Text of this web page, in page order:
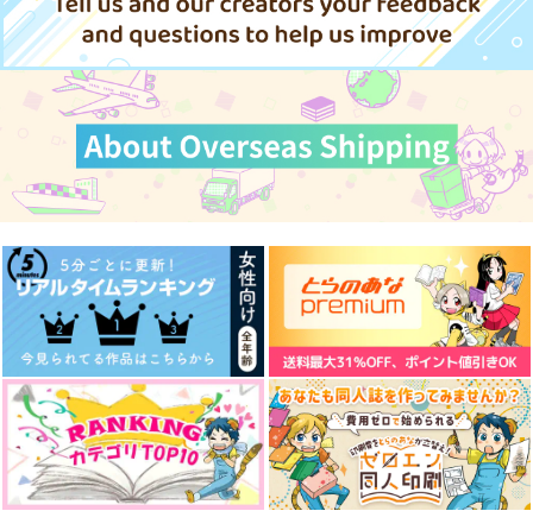
きみは最愛のステラ 上下巻 ミルクなきみとビターな彼 2
愛とかいろいろあるところ あなたは俺の運命でしょ！！
やらしく躾けて愛してあげる－Dom
／Subユニバース－２
最狂ヤンキーが僕だけに夢中な
件！？
なんかもうあーあって感じ。2 特装
版
僕の愛しいよなさん
MAMORU MIYANO ASIA LIV
E TOUR 2025-2026 ～VACATI
ONING!～/宮野真守 春夏秋冬代行者 春の舞
cloud nine(古川 慎盤)/古川慎
ドラマCD「甘くて熱くて息も
できない 4」